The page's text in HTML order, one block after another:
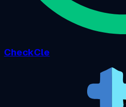
CheckCle